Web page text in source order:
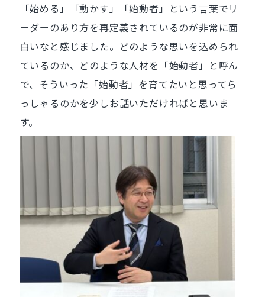
「始める」「動かす」「始動者」という言葉でリ
ーダーのあり方を再定義されているのが非常に面
白いなと感じました。どのような思いを込められ
ているのか、どのような人材を「始動者」と呼ん
で、そういった「始動者」を育てたいと思ってら
っしゃるのかを少しお話いただければと思いま
す。